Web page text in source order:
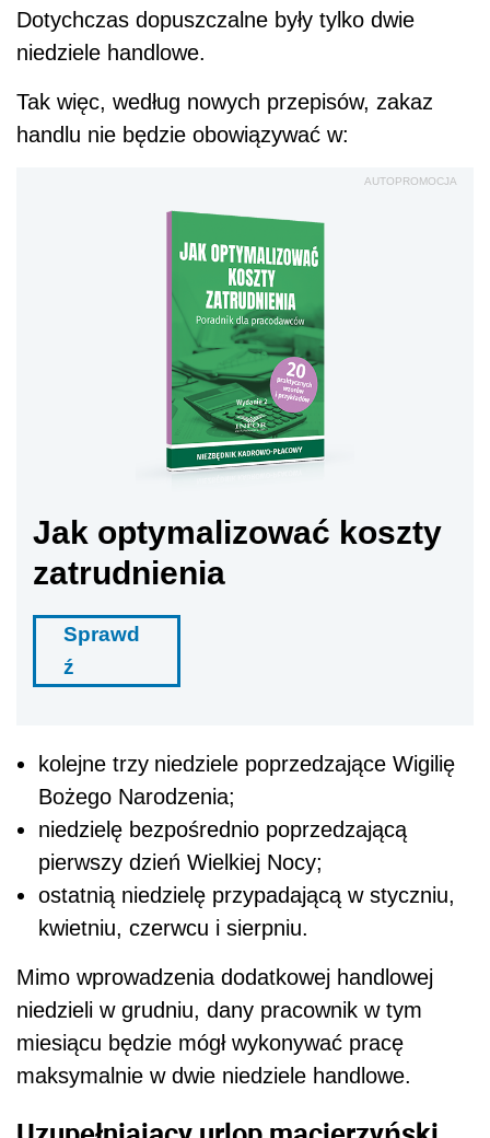
Dotychczas dopuszczalne były tylko dwie
niedziele handlowe.
Tak więc, według nowych przepisów, zakaz
handlu nie będzie obowiązywać w:
AUTOPROMOCJA
Jak optymalizować koszty
zatrudnienia
Sprawd
ź
kolejne trzy niedziele poprzedzające Wigilię
Bożego Narodzenia;
niedzielę bezpośrednio poprzedzającą
pierwszy dzień Wielkiej Nocy;
ostatnią niedzielę przypadającą w styczniu,
kwietniu, czerwcu i sierpniu.
Mimo wprowadzenia dodatkowej handlowej
niedzieli w grudniu, dany pracownik w tym
miesiącu będzie mógł wykonywać pracę
maksymalnie w dwie niedziele handlowe.